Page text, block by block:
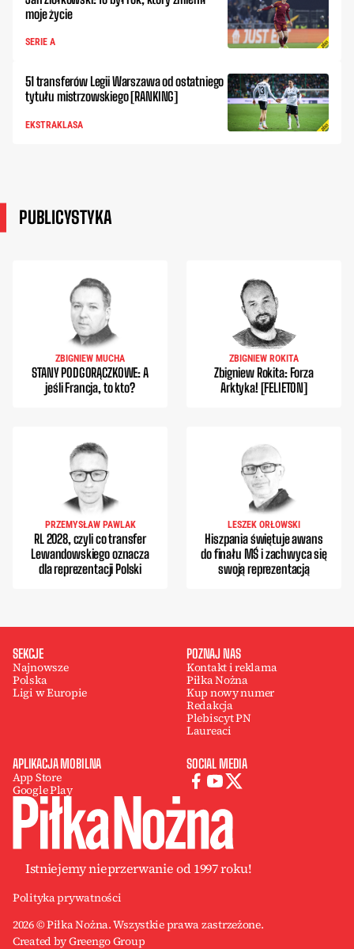
moje życie
SERIE A
51 transferów Legii Warszawa od ostatniego
tytułu mistrzowskiego [RANKING]
EKSTRAKLASA
PUBLICYSTYKA
ZBIGNIEW MUCHA
STANY PODGORĄCZKOWE: A
jeśli Francja, to kto?
ZBIGNIEW ROKITA
Zbigniew Rokita: Forza
Arktyka! [FELIETON]
PRZEMYSŁAW PAWLAK
RL 2028, czyli co transfer
Lewandowskiego oznacza
dla reprezentacji Polski
LESZEK ORŁOWSKI
Hiszpania świętuje awans
do finału MŚ i zachwyca się
swoją reprezentacją
SEKCJE
Najnowsze
Polska
Ligi w Europie
POZNAJ NAS
Kontakt i reklama
Piłka Nożna
Kup nowy numer
Redakcja
Plebiscyt PN
Laureaci
APLIKACJA MOBILNA
App Store
Google Play
SOCIAL MEDIA
Istniejemy nieprzerwanie od 1997 roku!
Polityka prywatności
2026 © Piłka Nożna. Wszystkie prawa zastrzeżone.
Created by Greengo Group